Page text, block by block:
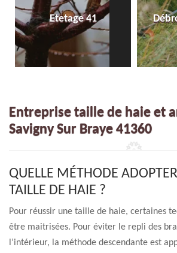
Etetage 41
Entreprise taille de haie et
Savigny Sur Braye 41360
QUELLE MÉTHODE
TAILLE DE HAIE ?
Pour réussir une taille de haie, certaines
être maitrisées. Pour éviter le repli des
l’intérieur, la méthode descendante est